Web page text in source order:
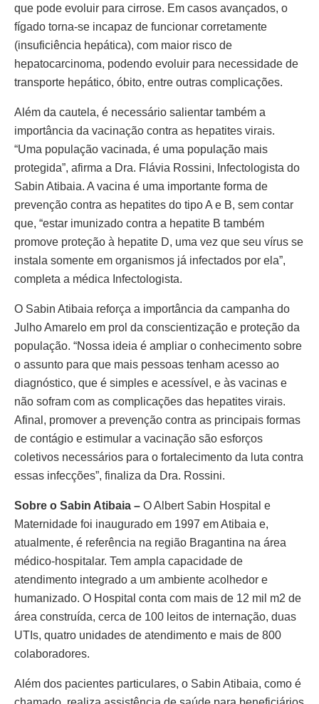
que pode evoluir para cirrose. Em casos avançados, o
fígado torna-se incapaz de funcionar corretamente
(insuficiência hepática), com maior risco de
hepatocarcinoma, podendo evoluir para necessidade de
transporte hepático, óbito, entre outras complicações.
Além da cautela, é necessário salientar também a
importância da vacinação contra as hepatites virais.
“Uma população vacinada, é uma população mais
protegida”, afirma a Dra. Flávia Rossini, Infectologista do
Sabin Atibaia. A vacina é uma importante forma de
prevenção contra as hepatites do tipo A e B, sem contar
que, “estar imunizado contra a hepatite B também
promove proteção à hepatite D, uma vez que seu vírus se
instala somente em organismos já infectados por ela”,
completa a médica Infectologista.
O Sabin Atibaia reforça a importância da campanha do
Julho Amarelo em prol da conscientização e proteção da
população. “Nossa ideia é ampliar o conhecimento sobre
o assunto para que mais pessoas tenham acesso ao
diagnóstico, que é simples e acessível, e às vacinas e
não sofram com as complicações das hepatites virais.
Afinal, promover a prevenção contra as principais formas
de contágio e estimular a vacinação são esforços
coletivos necessários para o fortalecimento da luta contra
essas infecções”, finaliza da Dra. Rossini.
Sobre o Sabin Atibaia – O Albert Sabin Hospital e
Maternidade foi inaugurado em 1997 em Atibaia e,
atualmente, é referência na região Bragantina na área
médico-hospitalar. Tem ampla capacidade de
atendimento integrado a um ambiente acolhedor e
humanizado. O Hospital conta com mais de 12 mil m2 de
área construída, cerca de 100 leitos de internação, duas
UTIs, quatro unidades de atendimento e mais de 800
colaboradores.
Além dos pacientes particulares, o Sabin Atibaia, como é